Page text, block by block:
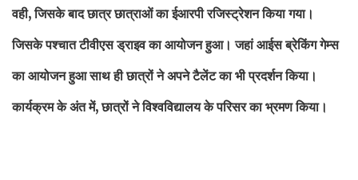
वही, जिसके बाद छात्र छात्राओं का ईआरपी रजिस्ट्रेशन किया गया।
जिसके पश्चात टीवीएस ड्राइव का आयोजन हुआ। जहां आईस ब्रेकिंग गेम्स
का आयोजन हुआ साथ ही छात्रों ने अपने टैलेंट का भी प्रदर्शन किया।
कार्यक्रम के अंत में, छात्रों ने विश्वविद्यालय के परिसर का भ्रमण किया।